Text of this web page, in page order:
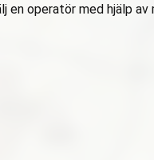
en operatör med hjälp